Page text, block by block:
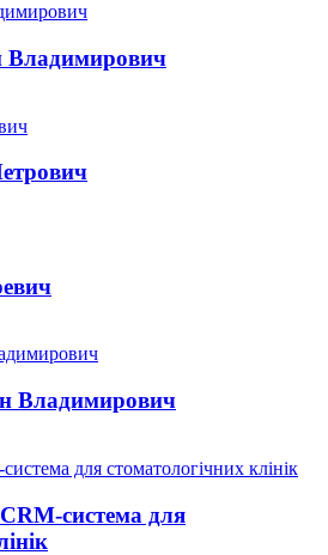
Владимирович
Владимирович
для стоматологічних клінік
система для